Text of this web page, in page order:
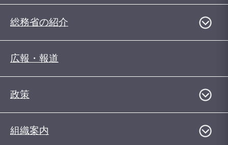
総務省の紹介
広報・報道
政策
組織案内